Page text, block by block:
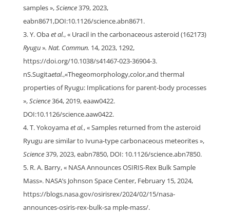
samples »,Science379, 2023,
eabn8671,DOI:10.1126/science.abn8671.
Y. Obaet al., « Uracil in the carbonaceous asteroid (162173)
Ryugu». Nat. Commun. 14, 2023, 1292,
https://doi.org/10.1038/s41467-023-36904-3.
nS.Sugitaetal.,«Thegeomorphology,color,and thermal
properties of Ryugu: Implications for parent-body processes
»,Science364, 2019, eaaw0422.
DOI:10.1126/science.aaw0422.
T. Yokoyamaet al., « Samples returned from the asteroid
Ryugu are similar to Ivuna-type carbonaceous meteorites »,
Science379, 2023, eabn7850, DOI: 10.1126/science.abn7850.
R. A. Barry, « NASA Announces OSIRIS-Rex Bulk Sample
Mass». NASA’s Johnson Space Center, February 15, 2024,
https://blogs.nasa.gov/osirisrex/2024/02/15/nasa-
announces-osiris-rex-bulk-sa mple-mass/.